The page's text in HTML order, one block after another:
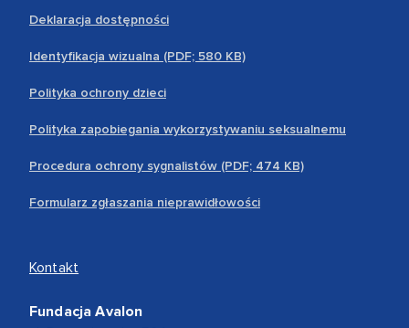
Deklaracja dostępności
Identyfikacja wizualna (PDF; 580 KB)
Polityka ochrony dzieci
Polityka zapobiegania wykorzystywaniu seksualnemu
Procedura ochrony sygnalistów (PDF; 474 KB)
Formularz zgłaszania nieprawidłowości
Kontakt
Fundacja Avalon